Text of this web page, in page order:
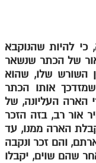
להיות שהנוקבא
של הכתר שנשאר
השורש שלו, שהוא
אותו הכתר
הארה העליונה, של
אור רב, בזה הזכר
הארה ממנו, עד
והם זכר ונקבה
שהם שוים, יקבלו